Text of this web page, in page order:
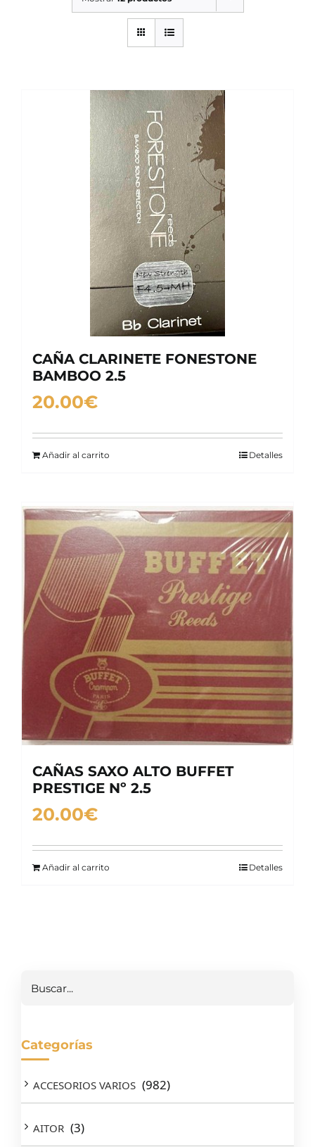
SERVICIOS TALLER
OCASIÓN
CAÑA CLARINETE FONESTONE
BAMBOO 2.5
20.00€
Añadir al carrito Detalles
CAÑAS SAXO ALTO BUFFET
PRESTIGE Nº 2.5
20.00€
Añadir al carrito Detalles
Categorías
ACCESORIOS VARIOS (982)
AITOR (3)